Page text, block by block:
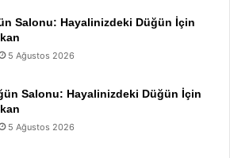
Salonu: Hayalinizdeki Düğün İçin
5 Ağustos 2026
Salonu: Hayalinizdeki Düğün İçin
5 Ağustos 2026